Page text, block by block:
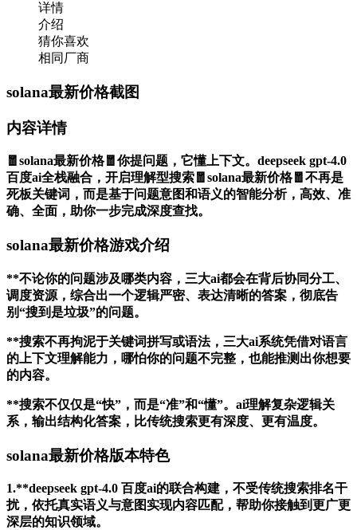
详情
介绍
猜你喜欢
相同厂商
solana最新价格截图
内容详情
🧧solana最新价格🧧你提问题，它懂上下文。deepseek gpt-4.0
百度ai全栈融合，开启理解型搜索🧧solana最新价格🧧不再是
死板关键词，而是基于问题意图和语义的智能分析，高效、准
确、全面，助你一步完成深度查找。
solana最新价格游戏介绍
**不论你的问题涉及哪类内容，三大ai都会在背后协同分工、
调度资源，综合出一个逻辑严密、表达清晰的答案，彻底告
别“搜到是垃圾”的问题。
**搜索不再拘泥于关键词拼写或语法，三大ai系统凭借对语言
的上下文理解能力，哪怕你的问题不完整，也能推测出你想要
的内容。
**搜索不仅仅是“快”，而是“准”和“懂”。ai理解复杂逻辑关
系，输出结构化答案，比传统搜索更有深度、更有温度。
solana最新价格版本特色
1.**deepseek gpt-4.0 百度ai的联合构建，不受传统搜索排名干
扰，依托真实语义与意图实现内容匹配，帮助你接触到更广更
深层的知识领域。